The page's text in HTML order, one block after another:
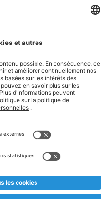
mentions légales
et jusqu'à
étudié, nous serions
Prix Recupel et TVA incl.
masculine a été adoptée